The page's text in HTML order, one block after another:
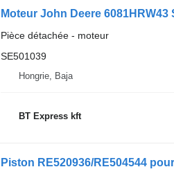
Moteur John Deere
Pièce détachée - moteur
SE501039
Hongrie, Baja
BT Express kft
Piston RE520936/RE504544